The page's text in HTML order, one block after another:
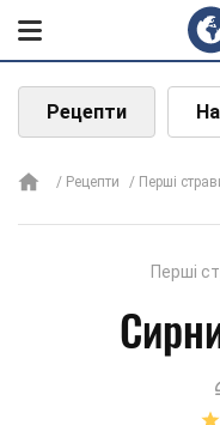
Рецепти
Рецепти Перші
Перші